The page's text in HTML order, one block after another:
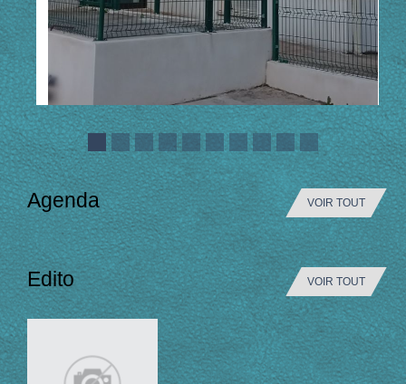
Agenda VOIR TOUT
Edito VOIR TOUT